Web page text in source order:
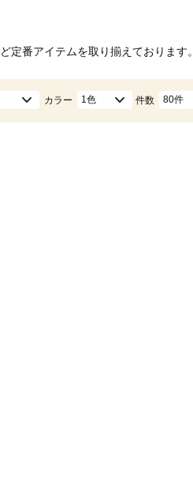
定番アイテムを取り揃えております。
カラー 1色 件数 80件